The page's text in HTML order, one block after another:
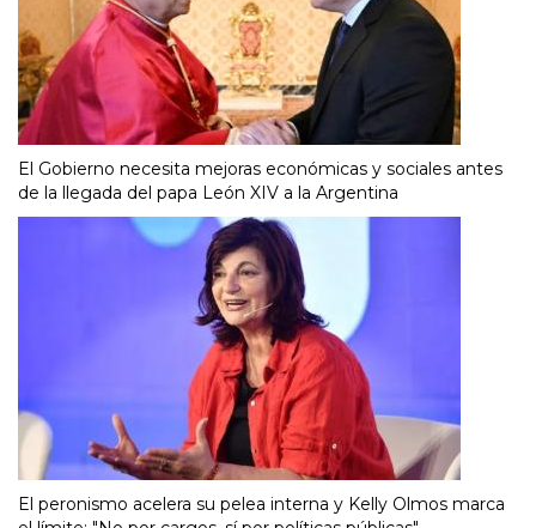
El Gobierno necesita mejoras económicas y sociales antes
de la llegada del papa León XIV a la Argentina
El peronismo acelera su pelea interna y Kelly Olmos marca